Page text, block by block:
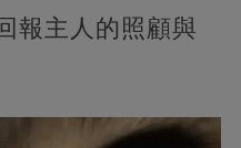
報主人的照顧與